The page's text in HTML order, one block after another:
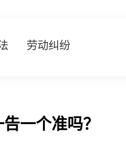
劳动纠纷
一个准吗？